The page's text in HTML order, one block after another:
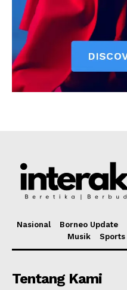
Nasional Borneo Update
Musik
Sports
Tentang Kami